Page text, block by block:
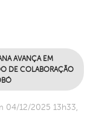
AVANÇA EM
DE COLABORAÇÃO
04/12/2025 13h33,